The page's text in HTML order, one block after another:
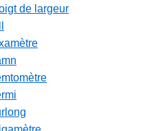
de largeur